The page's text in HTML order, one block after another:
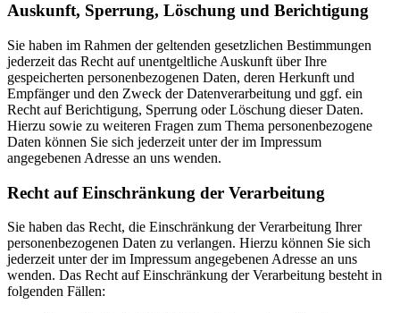
Auskunft, Sperrung, Löschung und Berichtigung
Sie haben im Rahmen der geltenden gesetzlichen Bestimmungen
jederzeit das Recht auf unentgeltliche Auskunft über Ihre
gespeicherten personenbezogenen Daten, deren Herkunft und
Empfänger und den Zweck der Datenverarbeitung und ggf. ein
Recht auf Berichtigung, Sperrung oder Löschung dieser Daten.
Hierzu sowie zu weiteren Fragen zum Thema personenbezogene
Daten können Sie sich jederzeit unter der im Impressum
angegebenen Adresse an uns wenden.
Recht auf Einschränkung der Verarbeitung
Sie haben das Recht, die Einschränkung der Verarbeitung Ihrer
personenbezogenen Daten zu verlangen. Hierzu können Sie sich
jederzeit unter der im Impressum angegebenen Adresse an uns
wenden. Das Recht auf Einschränkung der Verarbeitung besteht in
folgenden Fällen: